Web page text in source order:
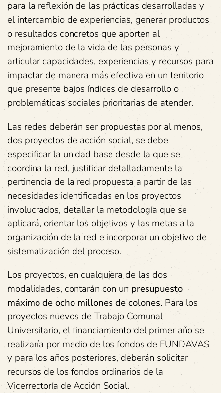
para la reflexión de las prácticas desarrolladas y
el intercambio de experiencias, generar productos
o resultados concretos que aporten al
mejoramiento de la vida de las personas y
articular capacidades, experiencias y recursos para
impactar de manera más efectiva en un territorio
que presente bajos índices de desarrollo o
problemáticas sociales prioritarias de atender.
Las redes deberán ser propuestas por al menos,
dos proyectos de acción social, se debe
especificar la unidad base desde la que se
coordina la red, justificar detalladamente la
pertinencia de la red propuesta a partir de las
necesidades identificadas en los proyectos
involucrados, detallar la metodología que se
aplicará, orientar los objetivos y las metas a la
organización de la red e incorporar un objetivo de
sistematización del proceso.
Los proyectos, en cualquiera de las dos
modalidades, contarán con un presupuesto
máximo de ocho millones de colones. Para los
proyectos nuevos de Trabajo Comunal
Universitario, el financiamiento del primer año se
realizaría por medio de los fondos de FUNDAVAS
y para los años posteriores, deberán solicitar
recursos de los fondos ordinarios de la
Vicerrectoría de Acción Social.